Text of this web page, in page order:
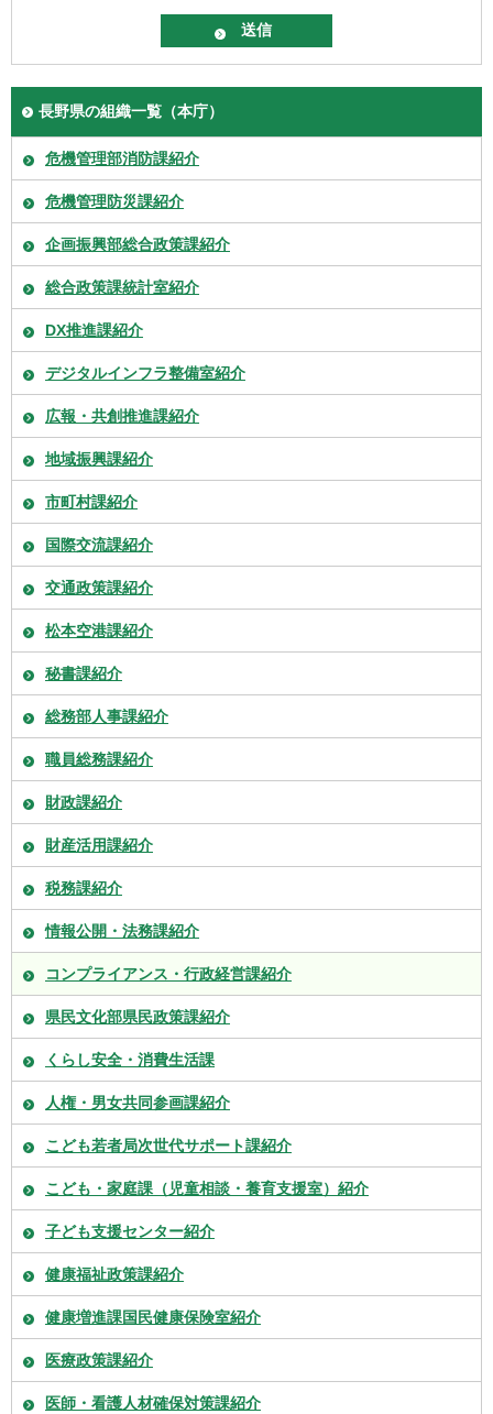
長野県の組織一覧（本庁）
危機管理部消防課紹介
危機管理防災課紹介
企画振興部総合政策課紹介
総合政策課統計室紹介
DX推進課紹介
デジタルインフラ整備室紹介
広報・共創推進課紹介
地域振興課紹介
市町村課紹介
国際交流課紹介
交通政策課紹介
松本空港課紹介
秘書課紹介
総務部人事課紹介
職員総務課紹介
財政課紹介
財産活用課紹介
税務課紹介
情報公開・法務課紹介
コンプライアンス・行政経営課紹介
県民文化部県民政策課紹介
くらし安全・消費生活課
人権・男女共同参画課紹介
こども若者局次世代サポート課紹介
こども・家庭課（児童相談・養育支援室）紹介
子ども支援センター紹介
健康福祉政策課紹介
健康増進課国民健康保険室紹介
医療政策課紹介
医師・看護人材確保対策課紹介